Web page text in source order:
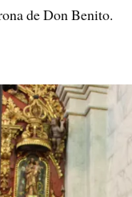
de Don Benito.